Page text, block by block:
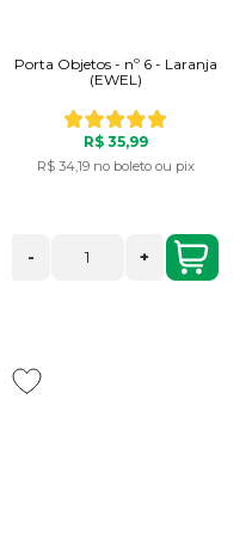
Porta Objetos - nº 6 - Laranja
(EWEL)
R$ 35,99
R$ 34,19 no boleto ou pix
- +